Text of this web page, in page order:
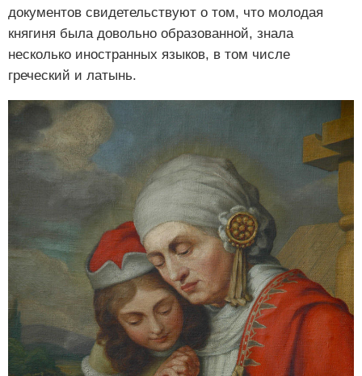
документов свидетельствуют о том, что молодая
княгиня была довольно образованной, знала
несколько иностранных языков, в том числе
греческий и латынь.